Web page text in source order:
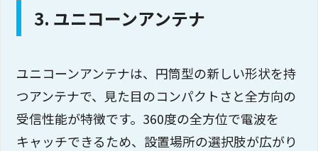
3. ユニコーンアンテナ
ユニコーンアンテナは、円筒型の新しい形状を持
つアンテナで、見た目のコンパクトさと全方向の
受信性能が特徴です。360度の全方位で電波を
キャッチできるため、設置場所の選択肢が広がり